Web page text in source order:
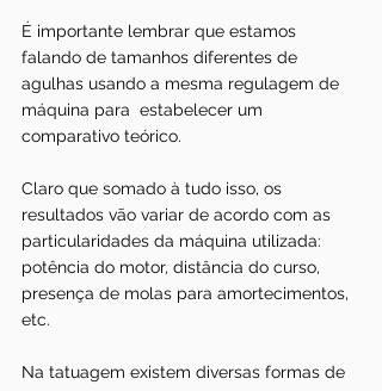
É importante lembrar que estamos
falando de tamanhos diferentes de
agulhas usando a mesma regulagem de
máquina para  estabelecer um
comparativo teórico.
Claro que somado à tudo isso, os
resultados vão variar de acordo com as
particularidades da máquina utilizada:
potência do motor, distância do curso,
presença de molas para amortecimentos,
etc.
Na tatuagem existem diversas formas de